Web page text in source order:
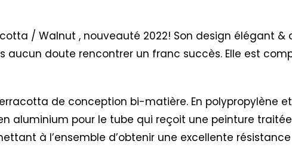
/ Walnut , nouveauté 2022! Son design élégant
aucun doute rencontrer un franc succès. Elle est
de conception bi-matière. En polypropylène
aluminium pour le tube qui reçoit une peinture traitée
à l’ensemble d’obtenir une excellente